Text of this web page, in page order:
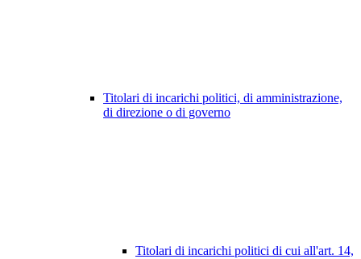
Titolari di incarichi politici, di amministrazione,
di direzione o di governo
Titolari di incarichi politici di cui all'art. 14,